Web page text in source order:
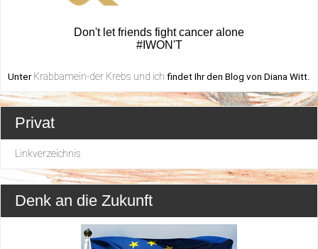
Don't let friends fight cancer alone
#IWON'T
Unter Krabbamein-der Krebs und ich findet Ihr den Blog von Diana Witt.
Privat
Linkverzeichnis
Denk an die Zukunft